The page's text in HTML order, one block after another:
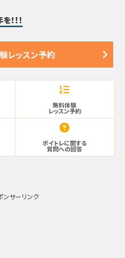
！！
レッスン予約
無料体験
レッスン予約
ボイトレに関する
質問への回答
ンサーリンク